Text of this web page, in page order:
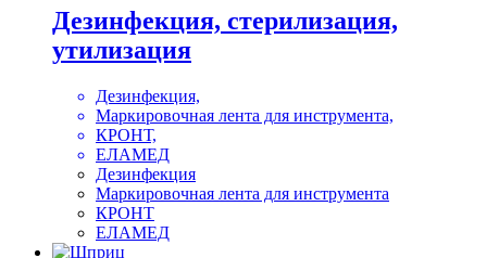
Дезинфекция, стерилизация,
утилизация
Дезинфекция,
Маркировочная лента для инструмента,
КРОНТ,
ЕЛАМЕД
Дезинфекция
Маркировочная лента для инструмента
КРОНТ
ЕЛАМЕД